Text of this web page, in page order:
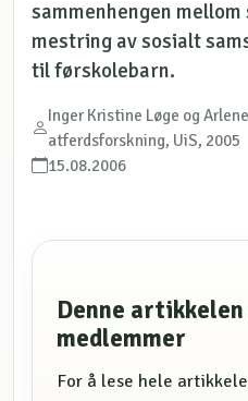
sammenhengen
mestring av sosialt
til førskolebarn.
Inger Kristine Løge og
atferdsforskning, UiS, 2005
15.08.2006
Denne
medlemmer
For å lese hele